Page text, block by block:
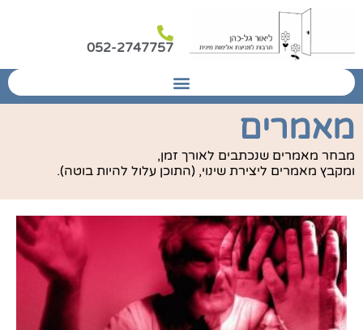
052-2747757
מאמרים
מבחר מאמרים שנכתבים לאורך זמן,
ומקבץ מאמרים ליצירת שינוי, (התוכן עלול להיות בוטה).